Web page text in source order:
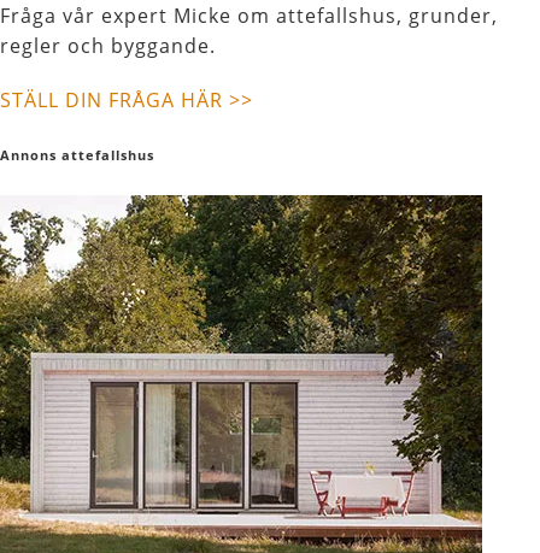
Fråga vår expert Micke om attefallshus, grunder,
regler och byggande.
STÄLL DIN FRÅGA HÄR >>
Annons attefallshus